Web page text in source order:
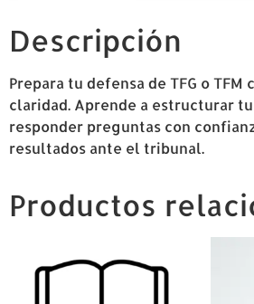
Descripción
Prepara tu defensa de TFG o TFM
claridad. Aprende a estructurar
responder preguntas con
resultados ante el tribunal.
Productos